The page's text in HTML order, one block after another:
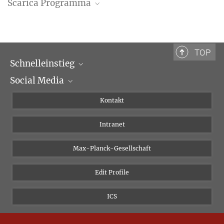
Scarica Programma
TOP
Schnelleinstieg
Wissenschaftliche Abteilungen
Social Media
Instagram
Bluesky
Vimeo
Newsletter
Kontakt
Intranet
Max-Planck-Gesellschaft
Edit Profile
ICS